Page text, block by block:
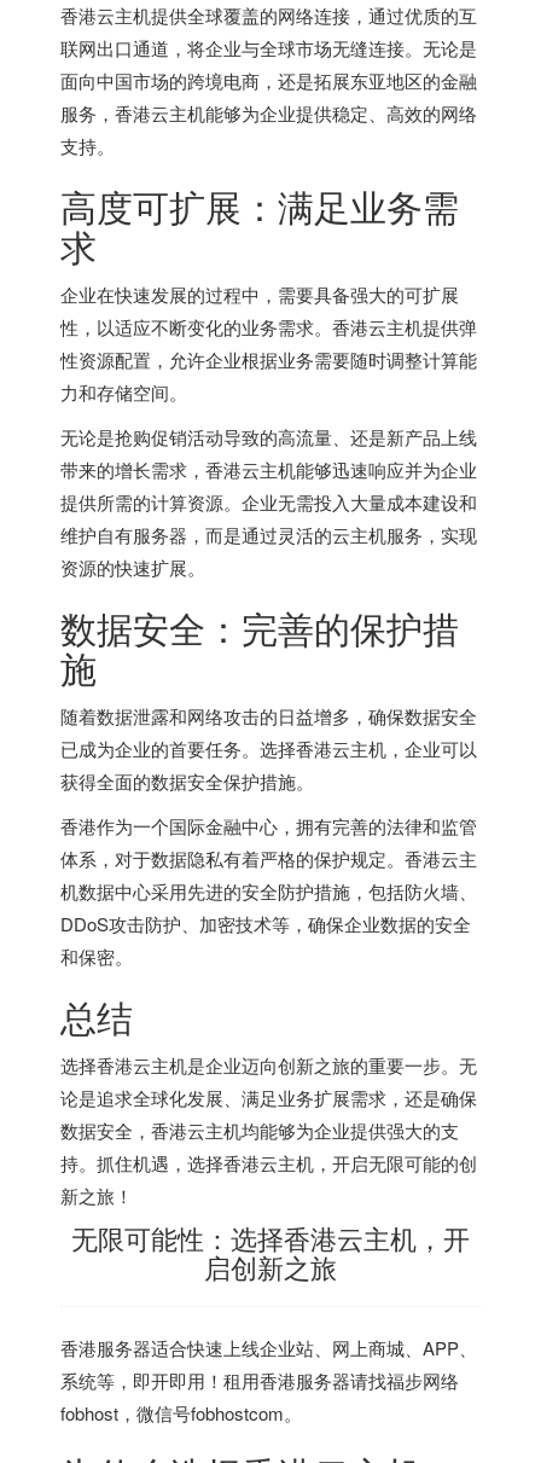
香港云主机提供全球覆盖的网络连接，通过优质的互
联网出口通道，将企业与全球市场无缝连接。无论是
面向中国市场的跨境电商，还是拓展东亚地区的金融
服务，香港云主机能够为企业提供稳定、高效的网络
支持。
高度可扩展：满足业务需
求
企业在快速发展的过程中，需要具备强大的可扩展
性，以适应不断变化的业务需求。 香港云主机提供弹
性资源配置，允许企业根据业务需要随时调整计算能
力和存储空间。
无论是抢购促销活动导致的高流量、还是新产品上线
带来的增长需求， 香港云主机能够迅速响应并为企业
提供所需的计算资源。企业无需投入大量成本建设和
维护自有服务器，而是通过灵活的云主机服务，实现
资源的快速扩展。
数据安全：完善的保护措
施
随着数据泄露和网络攻击的日益增多，确保数据安全
已成为企业的首要任务。选择香港云主机，企业可以
获得全面的数据安全保护措施。
香港作为一个国际金融中心，拥有完善的法律和监管
体系，对于数据隐私有着严格的保护规定。香港云主
机数据中心采用先进的安全防护措施，包括防火墙、
DDoS攻击防护、加密技术等，确保企业数据的安全
和保密。
总结
选择香港云主机是企业迈向创新之旅的重要一步。无
论是追求全球化发展、满足业务扩展需求，还是确保
数据安全，香港云主机均能够为企业提供强大的支
持。抓住机遇，选择香港云主机，开启无限可能的创
新之旅！
无限可能性：选择香港云主机，开
启创新之旅
香港服务器适合快速上线企业站、网上商城、APP、
系统等，即开即用！租用香港服务器请找福步网络
fobhost，微信号fobhostcom。